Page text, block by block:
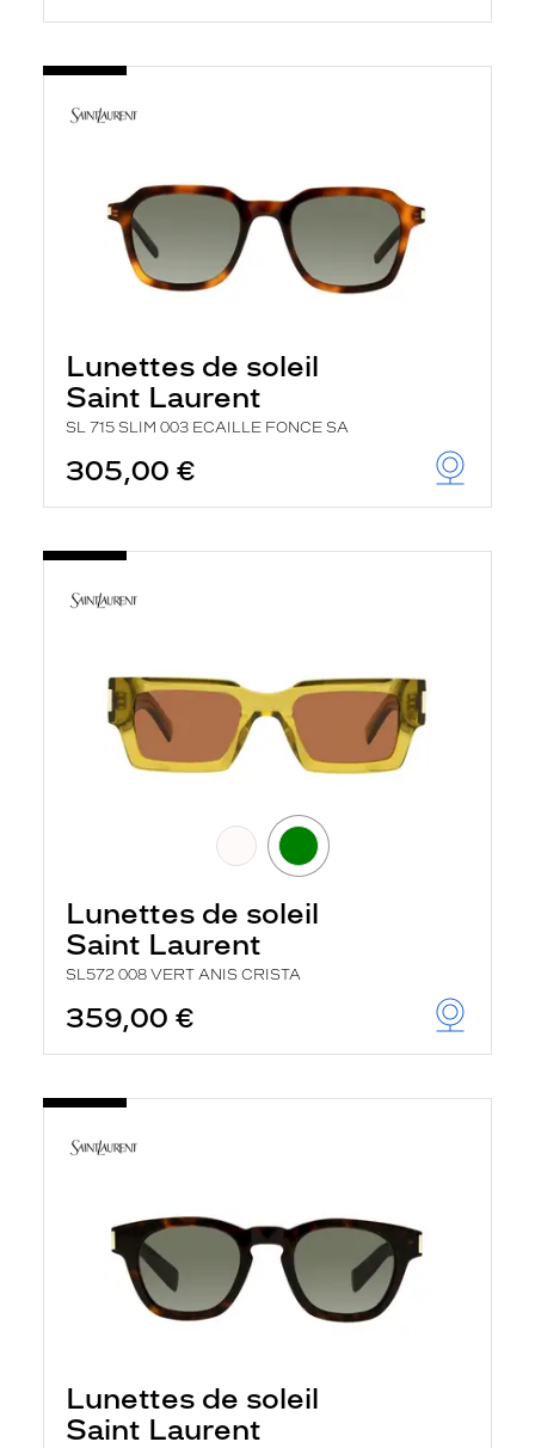
Lunettes de soleil
Saint Laurent
SL 715 SLIM 003 ECAILLE FONCE SA
305,00 €
Lunettes de soleil
Saint Laurent
SL572 008 VERT ANIS CRISTA
359,00 €
Lunettes de soleil
Saint Laurent